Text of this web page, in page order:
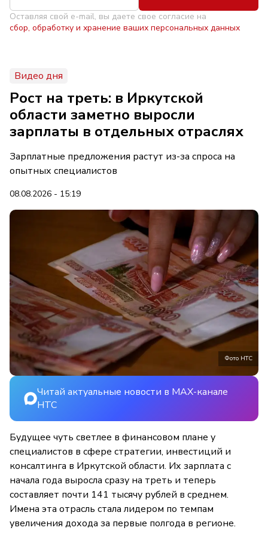
Оставляя свой e-mail, вы даете свое согласие на
сбор, обработку и хранение ваших персональных данных
Видео дня
Рост на треть: в Иркутской
области заметно выросли
зарплаты в отдельных отраслях
Зарплатные предложения растут из-за спроса на
опытных специалистов
08.08.2026 - 15:19
Фото НТС
Читай актуальные новости в MAX-канале
НТС
Будущее чуть светлее в финансовом плане у
специалистов в сфере стратегии, инвестиций и
консалтинга в Иркутской области. Их зарплата с
начала года выросла сразу на треть и теперь
составляет почти 141 тысячу рублей в среднем.
Имена эта отрасль стала лидером по темпам
увеличения дохода за первые полгода в регионе.